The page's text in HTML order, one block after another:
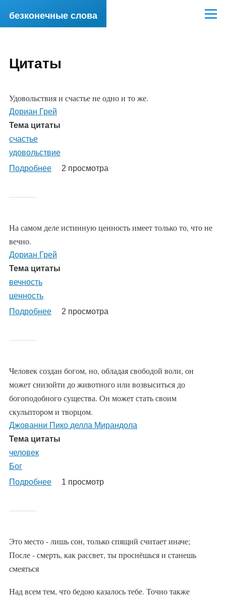
Перейти к основному содержанию
безконечные слова Меню
Цитаты
Удовольствия и счастье не одно и то же.
Дориан Грей
Тема цитаты
счастье
удовольствие
Подробнее
2 просмотра
На самом деле истинную ценность имеет только то, что не
вечно.
Дориан Грей
Тема цитаты
вечность
ценность
Подробнее
2 просмотра
Человек создан богом, но, обладая свободой воли, он
может снизойти до животного или возвыситься до
богоподобного существа. Он может стать своим
скульптором и творцом.
Джованни Пико делла Мирандола
Тема цитаты
человек
Бог
Подробнее
1 просмотр
Это место - лишь сон, только спящий считает иначе;
После - смерть, как рассвет, ты проснёшься и станешь
смеяться
Над всем тем, что бедою казалось тебе. Точно также